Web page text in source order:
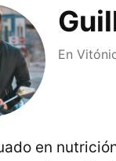
En
en